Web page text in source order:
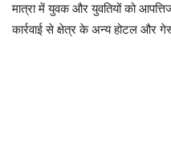
मात्रा में युवक और युवतियों को
कार्रवाई से क्षेत्र के अन्य होटल और